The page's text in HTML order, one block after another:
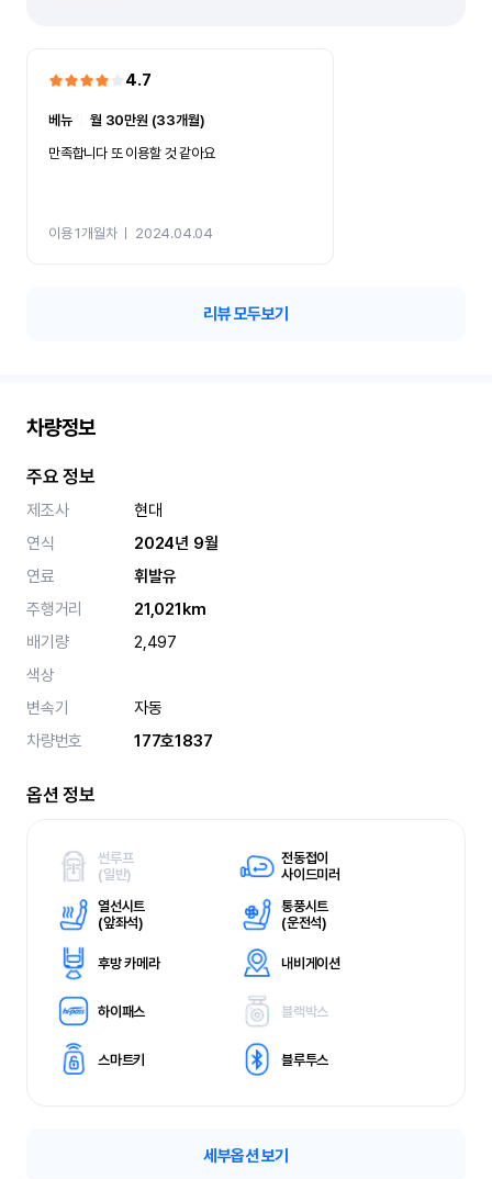
4.7
베뉴ㅣ월 30만원 (33개월)
만족합니다 또 이용할 것 같아요
이용 1개월차ㅣ 2024.04.04
리뷰 모두보기
차량정보
주요 정보
제조사
현대
연식
2024년 9월
연료
휘발유
주행거리
21,021km
배기량
2,497
색상
변속기
자동
차량번호
177호1837
옵션 정보
썬루프
(일반)
전동접이
사이드미러
열선시트
(앞좌석)
통풍시트
(운전석)
후방 카메라 내비게이션
하이패스 블랙박스
스마트키 블루투스
세부옵션 보기